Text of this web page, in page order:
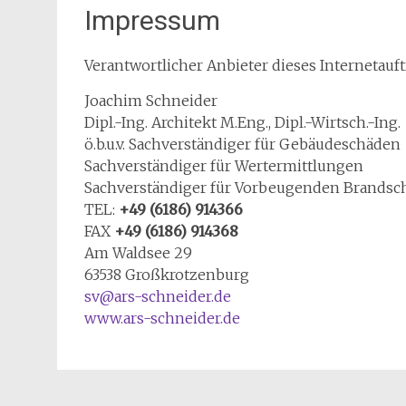
Impressum
Verantwortlicher Anbieter dieses
Joachim Schneider
Dipl.-Ing. Architekt M.Eng., Dipl.-Wirtsch.-Ing.
ö.b.u.v. Sachverständiger für Gebäudeschäden
Sachverständiger für Wertermittlungen
Sachverständiger für Vorbeugenden
TEL: +49 (6186) 914366
FAX +49 (6186) 914368
Am Waldsee 29
63538 Großkrotzenburg
sv@ars-schneider.de
www.ars-schneider.de